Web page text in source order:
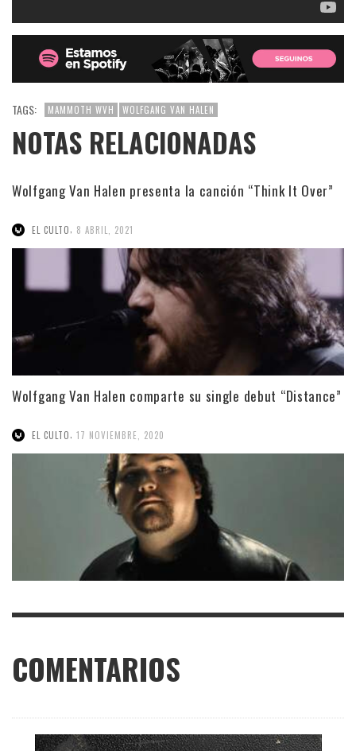
TAGS: MAMMOTH WVH WOLFGANG VAN HALEN
NOTAS RELACIONADAS
Wolfgang Van Halen presenta la canción “Think It Over”
EL CULTO 8 ABRIL, 2021
Wolfgang Van Halen comparte su single debut “Distance”
EL CULTO 17 NOVIEMBRE, 2020
COMENTARIOS